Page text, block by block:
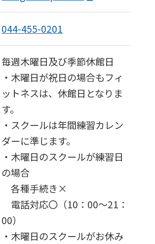
044-455-0201
毎週木曜日及び季節休館日
・木曜日が祝日の場合もフィ
ットネスは、休館日となりま
す。
・スクールは年間練習カレン
ダーに準じます。
・木曜日のスクールが練習日
の場合
各種手続き×
電話対応〇（10：00～21：
00）
・木曜日のスクールがお休み